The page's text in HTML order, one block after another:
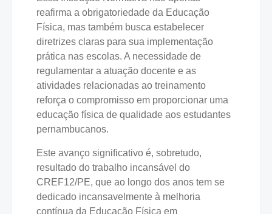
reafirma a obrigatoriedade da Educação
Física, mas também busca estabelecer
diretrizes claras para sua implementação
prática nas escolas. A necessidade de
regulamentar a atuação docente e as
atividades relacionadas ao treinamento
reforça o compromisso em proporcionar uma
educação física de qualidade aos estudantes
pernambucanos.
Este avanço significativo é, sobretudo,
resultado do trabalho incansável do
CREF12/PE, que ao longo dos anos tem se
dedicado incansavelmente à melhoria
contínua da Educação Física em